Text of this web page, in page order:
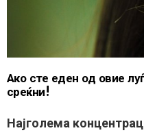
Ако сте еден од овие
среќни!
Најголема